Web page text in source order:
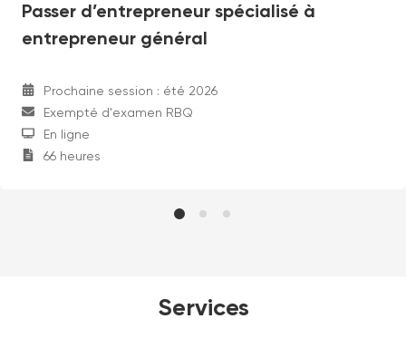
Passer d’entrepreneur spécialisé à
entrepreneur général
Prochaine session : été 2026
Exempté d'examen RBQ
En ligne
66 heures
Services